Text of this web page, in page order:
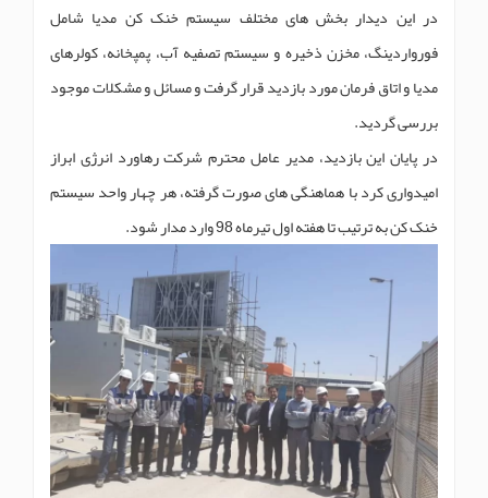
در این دیدار بخش های مختلف سیستم خنک کن مدیا شامل
فورواردینگ، مخزن ذخیره و سیستم تصفیه آب، پمپخانه، کولرهای
مدیا و اتاق فرمان مورد بازدید قرار گرفت و مسائل و مشکلات موجود
بررسی گردید.
در پایان این بازدید، مدیر عامل محترم شرکت رهاورد انرژی ابراز
امیدواری کرد با هماهنگی های صورت گرفته، هر چهار واحد سیستم
خنک کن به ترتیب تا هفته اول تیرماه 98 وارد مدار شود.